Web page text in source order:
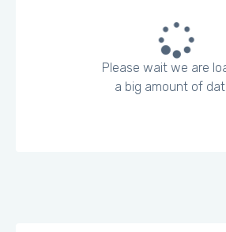
Please wait we are
a big amount of